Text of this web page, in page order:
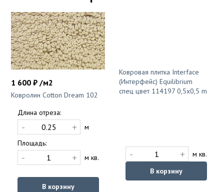
1 600 ₽ /м2
Ковролин Cotton Dream 102
Длина отреза:
- +
м
Площадь:
- + м кв.
В корзину
Ковровая плитка Interface
(Интерфейс) Equilibrium
спец цвет 114197 0,5x0,5 m
- +
м кв.
В корзину